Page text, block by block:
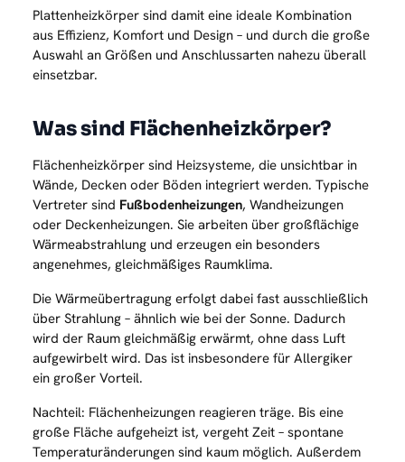
Plattenheizkörper sind damit eine ideale Kombination
aus Effizienz, Komfort und Design – und durch die große
Auswahl an Größen und Anschlussarten nahezu überall
einsetzbar.
Was sind Flächenheizkörper?
Flächenheizkörper sind Heizsysteme, die unsichtbar in
Wände, Decken oder Böden integriert werden. Typische
Vertreter sind Fußbodenheizungen, Wandheizungen
oder Deckenheizungen. Sie arbeiten über großflächige
Wärmeabstrahlung und erzeugen ein besonders
angenehmes, gleichmäßiges Raumklima.
Die Wärmeübertragung erfolgt dabei fast ausschließlich
über Strahlung – ähnlich wie bei der Sonne. Dadurch
wird der Raum gleichmäßig erwärmt, ohne dass Luft
aufgewirbelt wird. Das ist insbesondere für Allergiker
ein großer Vorteil.
Nachteil: Flächenheizungen reagieren träge. Bis eine
große Fläche aufgeheizt ist, vergeht Zeit – spontane
Temperaturänderungen sind kaum möglich. Außerdem